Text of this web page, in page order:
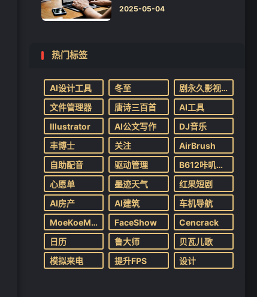
2025-05-04
热门标签
AI设计工具 冬至
剧永久影视App
文件管理器
唐诗三百首
AI工具
Illustrator
AI公文写作
DJ音乐
丰博士
关注
AirBrush
自助配音
驱动管理
B612咔叽相机
心愿单
墨迹天气
红果短剧
AI房产
AI建筑
车机导航
MoeKoeMusic
FaceShow
Cencrack
日历
鲁大师
贝瓦儿歌
模拟来电
提升FPS 设计